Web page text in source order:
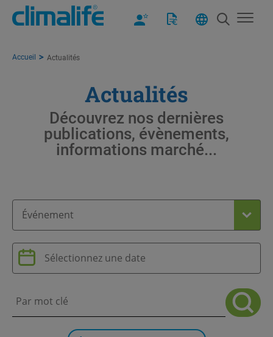
Accueil Actualités
Actualités
Découvrez nos dernières
publications, évènements,
informations marché...